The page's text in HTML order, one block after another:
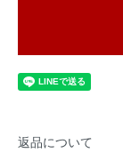
返品について